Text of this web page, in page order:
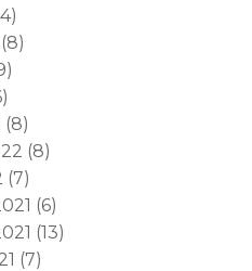
(8)
(8)
(8)
(7)
(6)
(13)
(7)